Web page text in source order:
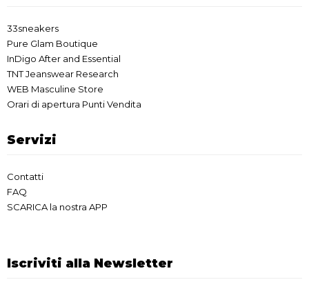
33sneakers
Pure Glam Boutique
InDigo After and Essential
TNT Jeanswear Research
WEB Masculine Store
Orari di apertura Punti Vendita
Servizi
Contatti
FAQ
SCARICA la nostra APP
Iscriviti alla Newsletter